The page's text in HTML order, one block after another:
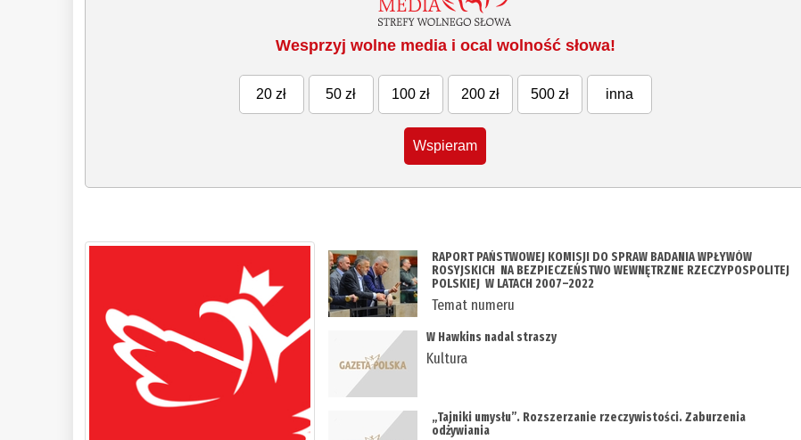
Wesprzyj wolne media i ocal wolność słowa!
20 zł 50 zł 100 zł 200 zł 500 zł inna
Wspieram
RAPORT PAŃSTWOWEJ KOMISJI DO SPRAW BADANIA WPŁYWÓW
ROSYJSKICH NA BEZPIECZEŃSTWO WEWNĘTRZNE RZECZYPOSPOLITEJ
POLSKIEJ W LATACH 2007–2022
Temat numeru
W Hawkins nadal straszy
Kultura
„Tajniki umysłu”. Rozszerzanie rzeczywistości. Zaburzenia
odżywiania